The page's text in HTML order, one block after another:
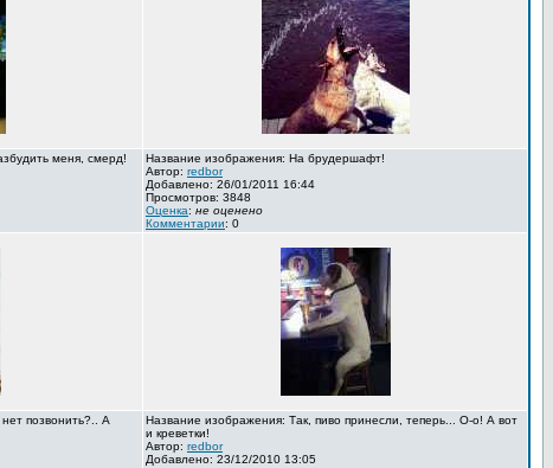
меня, смерд!
Название изображения: На брудершафт!
Автор: redbor
Добавлено: 26/01/2011 16:44
Просмотров: 3848
Оценка: не оценено
Комментарии: 0
позвонить?.. А
Название изображения: Так, пиво принесли, теперь... О-о! А вот
и креветки!
Автор: redbor
Добавлено: 23/12/2010 13:05